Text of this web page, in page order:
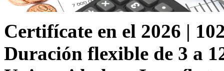
Certifícate en el 2026 |
Duración flexible de 3 a